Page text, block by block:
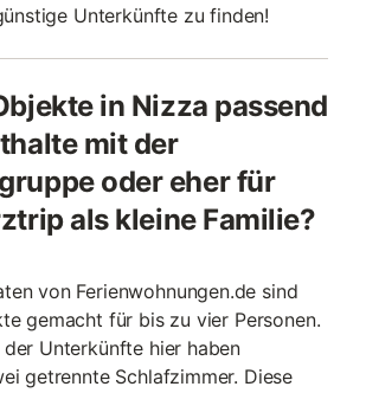
Unterkünfte zu finden!
in Nizza passend
mit der
oder eher für
als kleine Familie?
von Ferienwohnungen.de sind
gemacht für bis zu vier Personen.
Unterkünfte hier haben
getrennte Schlafzimmer. Diese